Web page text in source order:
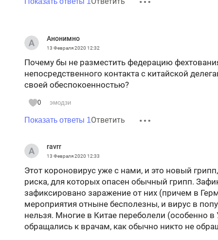
Анонимно
13 Февраля 2020 12:32
Почему бы не разместить федерацию
непосредственного контакта с китайской
своей обеспокоенностью?
0 эмодзи
Показать ответы 1Ответить
ravrr
13 Февраля 2020 12:33
Этот короновирус уже с нами, и это новый
риска, для которых опасен обычный грипп.
зафиксировано заражение от них (причем в
мероприятия отныне бесполезны, и вирус в
нельзя. Многие в Китае переболели (особенно
обращались к врачам, как обычно никто не